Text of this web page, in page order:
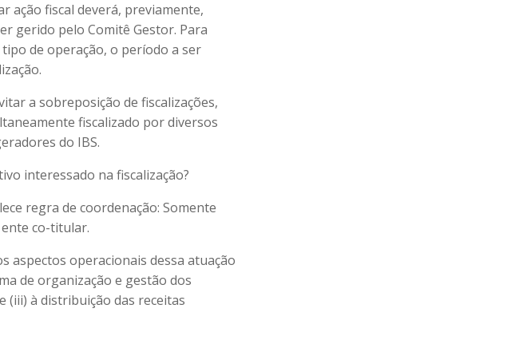
ação fiscal deverá, previamente,
gerido pelo Comitê Gestor. Para
de operação, o período a ser
a sobreposição de fiscalizações,
fiscalizado por diversos
do IBS.
interessado na fiscalização?
regra de coordenação: Somente
co-titular.
aspectos operacionais dessa atuação
de organização e gestão dos
(iii) à distribuição das receitas